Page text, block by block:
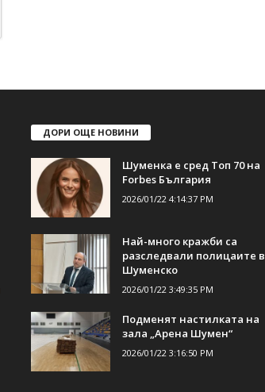
ДОРИ ОЩЕ НОВИНИ
Шуменка е сред Топ 70 на
Forbes България
2026/01/22 4:14:37 PM
Най-много кражби са
разследвали полицаите в
Шуменско
2026/01/22 3:49:35 PM
Подменят настилката на
зала „Арена Шумен“
2026/01/22 3:16:50 PM